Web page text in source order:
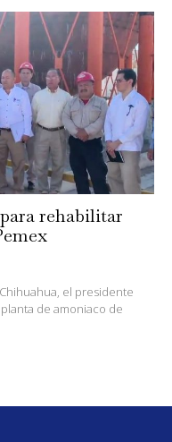
rehabilitar
el presidente
de amoniaco de